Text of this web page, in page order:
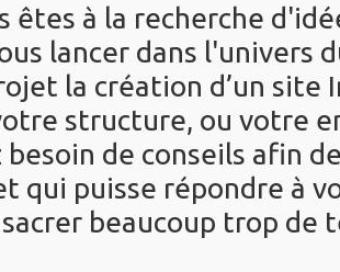
êtes à la recherche
lancer dans l'univers
la création d’un
structure, ou votre
besoin de conseils afin
qui puisse répondre à
beaucoup trop de